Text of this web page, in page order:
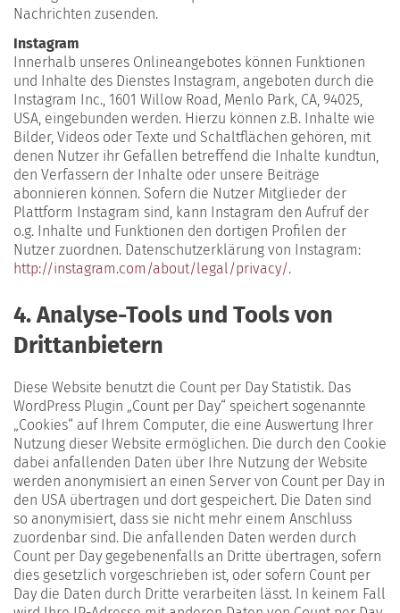
Nachrichten zusenden.
Instagram
Innerhalb unseres Onlineangebotes können Funktionen
und Inhalte des Dienstes Instagram, angeboten durch die
Instagram Inc., 1601 Willow Road, Menlo Park, CA, 94025,
USA, eingebunden werden. Hierzu können z.B. Inhalte wie
Bilder, Videos oder Texte und Schaltflächen gehören, mit
denen Nutzer ihr Gefallen betreffend die Inhalte kundtun,
den Verfassern der Inhalte oder unsere Beiträge
abonnieren können. Sofern die Nutzer Mitglieder der
Plattform Instagram sind, kann Instagram den Aufruf der
o.g. Inhalte und Funktionen den dortigen Profilen der
Nutzer zuordnen. Datenschutzerklärung von Instagram:
http://instagram.com/about/legal/privacy/.
4. Analyse-Tools und Tools von
Drittanbietern
Diese Website benutzt die Count per Day Statistik. Das
WordPress Plugin „Count per Day“ speichert sogenannte
„Cookies“ auf Ihrem Computer, die eine Auswertung Ihrer
Nutzung dieser Website ermöglichen. Die durch den Cookie
dabei anfallenden Daten über Ihre Nutzung der Website
werden anonymisiert an einen Server von Count per Day in
den USA übertragen und dort gespeichert. Die Daten sind
so anonymisiert, dass sie nicht mehr einem Anschluss
zuordenbar sind. Die anfallenden Daten werden durch
Count per Day gegebenenfalls an Dritte übertragen, sofern
dies gesetzlich vorgeschrieben ist, oder sofern Count per
Day die Daten durch Dritte verarbeiten lässt. In keinem Fall